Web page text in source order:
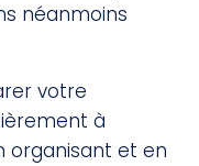
néanmoins
votre
à
organisant et en